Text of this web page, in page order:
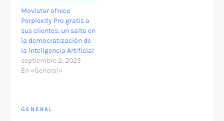
Movistar ofrece
Perplexity Pro gratis a
sus clientes: un salto en
la democratización de
la Inteligencia Artificial
septiembre 2, 2025
En «General»
GENERAL